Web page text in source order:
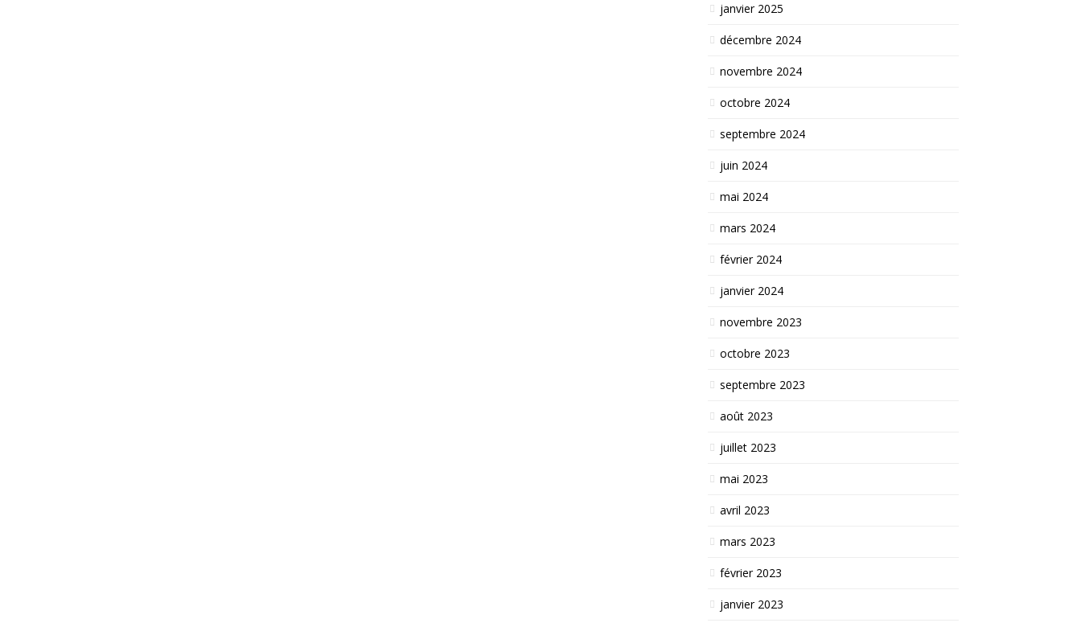
janvier 2025
décembre 2024
novembre 2024
octobre 2024
septembre 2024
juin 2024
mai 2024
mars 2024
février 2024
janvier 2024
novembre 2023
octobre 2023
septembre 2023
août 2023
juillet 2023
mai 2023
avril 2023
mars 2023
février 2023
janvier 2023